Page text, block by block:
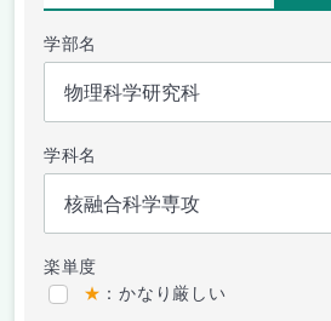
学部名
学科名
楽単度
★ ：かなり厳しい